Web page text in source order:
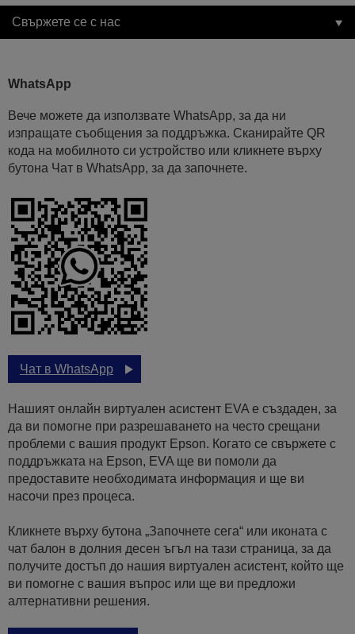
Свържете се с нас
WhatsApp
Вече можете да използвате WhatsApp, за да ни
изпращате съобщения за поддръжка. Сканирайте QR
кода на мобилното си устройство или кликнете върху
бутона Чат в WhatsApp, за да започнете.
Чат в WhatsApp
Нашият онлайн виртуален асистент EVA е създаден, за
да ви помогне при разрешаването на често срещани
проблеми с вашия продукт Epson. Когато се свържете с
поддръжката на Epson, EVA ще ви помоли да
предоставите необходимата информация и ще ви
насочи през процеса.
Кликнете върху бутона „Започнете сега“ или иконата с
чат балон в долния десен ъгъл на тази страница, за да
получите достъп до нашия виртуален асистент, който ще
ви помогне с вашия въпрос или ще ви предложи
алтернативни решения.